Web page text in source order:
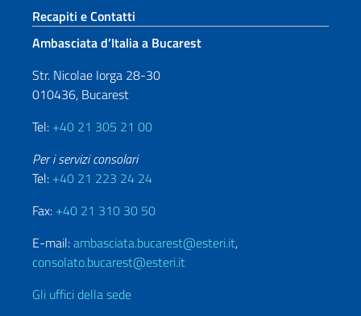
Sezione footer
Recapiti e Contatti
Ambasciata d’Italia a Bucarest
Str. Nicolae Iorga 28-30
010436, Bucarest
Tel: +40 21 305 21 00
Per i servizi consolari
Tel: +40 21 223 24 24
Fax: +40 21 310 30 50
E-mail:ambasciata.bucarest@esteri.it,
consolato.bucarest@esteri.it
Gli uffici della sede